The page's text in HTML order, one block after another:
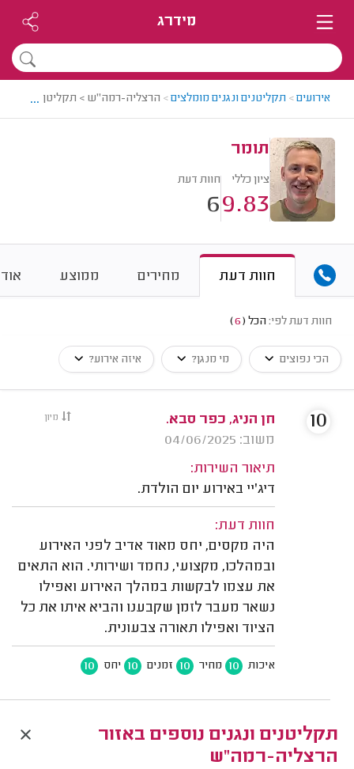
מידרג
אירועים> תקליטנים ונגנים מומלצים> הרצליה-רמה"ש > תקליטן מומלץ -
...
תומר
ציון כללי
9.83
חוות דעת
6
חוות דעת מחירים ממוצע
חוות דעת לפי: הכל (
6
)
הכי נפוצים מי מנגן? איזה אירוע?
מיון
חן הניג, כפר סבא.
משוב: 04/06/2025
תיאור השירות:
דיג'יי באירוע יום הולדת.
חוות דעת:
היה מקסים, יחס מאוד אדיב לפני האירוע
ובמהלכו, מקצועי, נחמד ושירותי. הוא התאים
את עצמו לבקשות במהלך האירוע ואפילו
נשאר מעבר לזמן שקבענו והביא איתו את כל
הציוד ואפילו תאורה צבעונית.
איכות 10 מחיר 10 זמנים 10 יחס 10
10
תקליטנים ונגנים נוספים באזור
הרצליה-רמה"ש